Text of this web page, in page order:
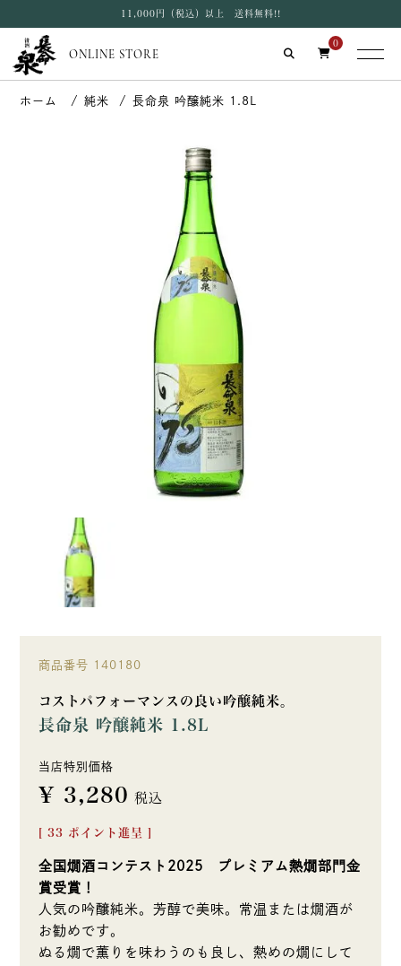
11,000円（税込）以上 送料無料!!
ONLINE STORE
0
純米 長命泉 吟醸純米 1.8L
商品番号 140180
コストパフォーマンスの良い吟醸純米。
長命泉 吟醸純米 1.8L
当店特別価格
¥ 3,280 税込
33 ポイント進呈 ]
全国燗酒コンテスト2025 プレミアム熱燗部門金
賞受賞！
人気の吟醸純米。芳醇で美味。常温または燗酒が
お勧めです。
ぬる燗で薫りを味わうのも良し、熱めの燗にして